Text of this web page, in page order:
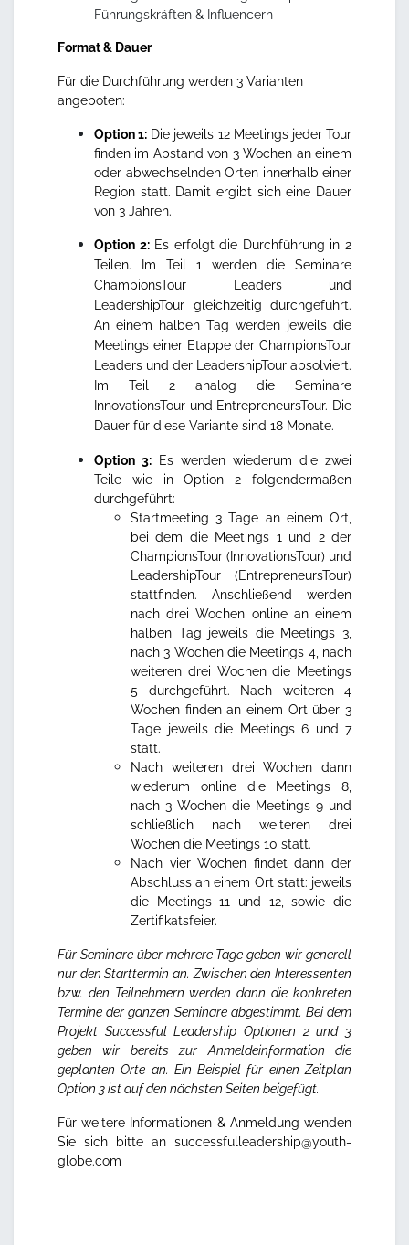
Führungskräften & Influencern
Format & Dauer
Für die Durchführung werden 3 Varianten
angeboten:
Option 1: Die jeweils 12 Meetings jeder Tour
finden im Abstand von 3 Wochen an einem
oder abwechselnden Orten innerhalb einer
Region statt. Damit ergibt sich eine Dauer
von 3 Jahren.
Option 2: Es erfolgt die Durchführung in 2
Teilen. Im Teil 1 werden die Seminare
ChampionsTour Leaders und
LeadershipTour gleichzeitig durchgeführt.
An einem halben Tag werden jeweils die
Meetings einer Etappe der ChampionsTour
Leaders und der LeadershipTour absolviert.
Im Teil 2 analog die Seminare
InnovationsTour und EntrepreneursTour. Die
Dauer für diese Variante sind 18 Monate.
Option 3: Es werden wiederum die zwei
Teile wie in Option 2 folgendermaßen
durchgeführt:
Startmeeting 3 Tage an einem Ort,
bei dem die Meetings 1 und 2 der
ChampionsTour (InnovationsTour) und
LeadershipTour (EntrepreneursTour)
stattfinden. Anschließend werden
nach drei Wochen online an einem
halben Tag jeweils die Meetings 3,
nach 3 Wochen die Meetings 4, nach
weiteren drei Wochen die Meetings
5 durchgeführt. Nach weiteren 4
Wochen finden an einem Ort über 3
Tage jeweils die Meetings 6 und 7
statt.
Nach weiteren drei Wochen dann
wiederum online die Meetings 8,
nach 3 Wochen die Meetings 9 und
schließlich nach weiteren drei
Wochen die Meetings 10 statt.
Nach vier Wochen findet dann der
Abschluss an einem Ort statt: jeweils
die Meetings 11 und 12, sowie die
Zertifikatsfeier.
Für Seminare über mehrere Tage geben wir generell
nur den Starttermin an. Zwischen den Interessenten
bzw. den Teilnehmern werden dann die konkreten
Termine der ganzen Seminare abgestimmt. Bei dem
Projekt Successful Leadership Optionen 2 und 3
geben wir bereits zur Anmeldeinformation die
geplanten Orte an. Ein Beispiel für einen Zeitplan
Option 3 ist auf den nächsten Seiten beigefügt.
Für weitere Informationen & Anmeldung wenden
Sie sich bitte an successfulleadership@youth-
globe.com